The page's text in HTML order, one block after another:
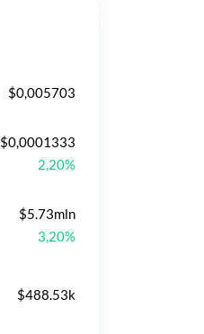
$0,005703
$0,0001333
2,20%
$5.73mln
3,20%
$488.53k